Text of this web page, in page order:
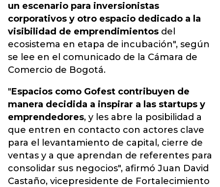
un escenario para inversionistas
corporativos y otro espacio dedicado a la
visibilidad de emprendimientos del
ecosistema en etapa de incubación", según
se lee en el comunicado de la Cámara de
Comercio de Bogotá.
"Espacios como Gofest contribuyen de
manera decidida a inspirar a las startups y
emprendedores, y les abre la posibilidad a
que entren en contacto con actores clave
para el levantamiento de capital, cierre de
ventas y a que aprendan de referentes para
consolidar sus negocios", afirmó Juan David
Castaño, vicepresidente de Fortalecimiento